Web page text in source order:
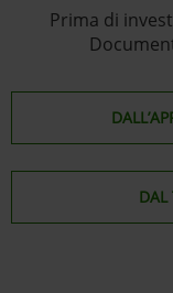
Prima di
DAL